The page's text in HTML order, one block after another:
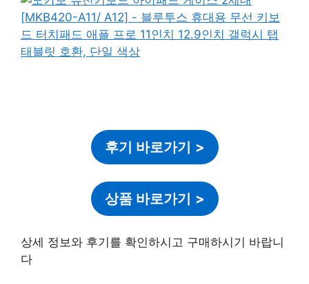
후기 바로가기 >
상품 바로가기 >
상세 정보와 후기를 확인하시고 구매하시기 바랍니
다